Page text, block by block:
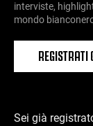
interviste,
mondo
REGISTRATI
Sei già